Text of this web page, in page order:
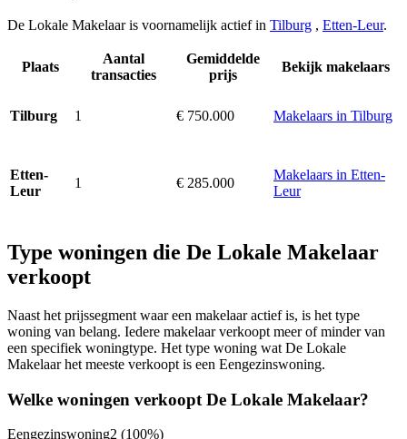
De Lokale Makelaar is voornamelijk actief in Tilburg , Etten-Leur.
Plaats
Aantal
transacties
Gemiddelde
prijs
Bekijk makelaars
Tilburg 1 € 750.000 Makelaars in Tilburg
Etten-
Leur
1 € 285.000
Makelaars in Etten-
Leur
Type woningen die De Lokale Makelaar
verkoopt
Naast het prijssegment waar een makelaar actief is, is het type
woning van belang. Iedere makelaar verkoopt meer of minder van
een specifiek woningtype. Het type woning wat De Lokale
Makelaar het meeste verkoopt is een Eengezinswoning.
Welke woningen verkoopt De Lokale Makelaar?
Eengezinswoning2 (100%)